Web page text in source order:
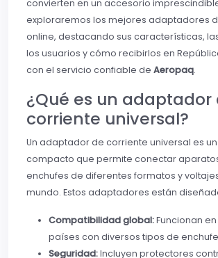
convierten en un accesorio
exploraremos los mejores adaptadores
online, destacando sus características,
los usuarios y cómo recibirlos en
con el servicio confiable de Aeropaq.
¿Qué es un adaptador
corriente universal?
Un adaptador de corriente universal es
compacto que permite conectar
enchufes de diferentes formatos y
mundo. Estos adaptadores están
Compatibilidad global:Funcionan
países con diversos tipos de
Seguridad:Incluyen protectores